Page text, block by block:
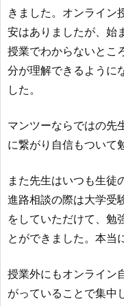
きました。オンライン
安はありましたが、始
授業でわからないとこ
分が理解できるように
した。
マンツーならではの先
に繋がり自信もついて
また先生はいつも生徒
進路相談の際は大学受
をしていただけて、勉
とができました。本当
授業外にもオンライン
がっていることで集中